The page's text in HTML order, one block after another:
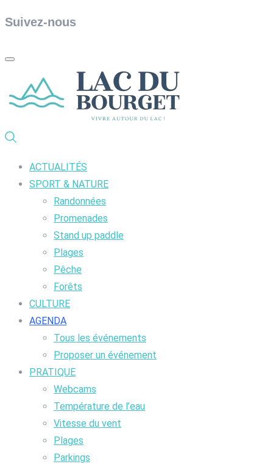
Suivez-nous
ACTUALITÉS
SPORT & NATURE
Randonnées
Promenades
Stand up paddle
Plages
Pêche
Forêts
CULTURE
AGENDA
Tous les événements
Proposer un événement
PRATIQUE
Webcams
Température de l’eau
Vitesse du vent
Plages
Parkings